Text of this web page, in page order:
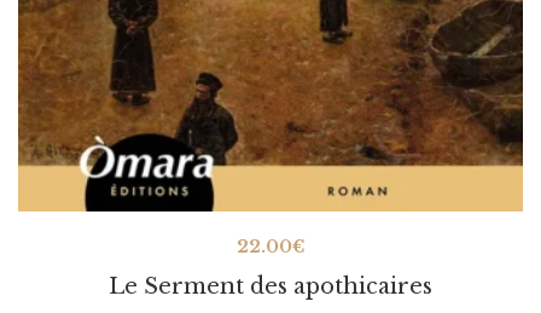
Le Serment des apothicaires
22.00€